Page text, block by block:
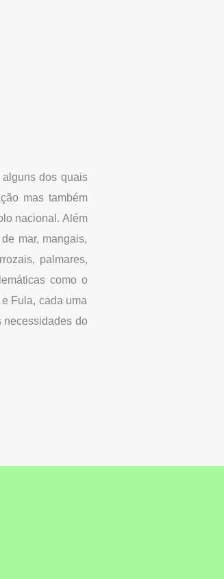
dos quais
mas também
nacional. Além
mar, mangais,
palmares,
como o
Fula, cada uma
necessidades do